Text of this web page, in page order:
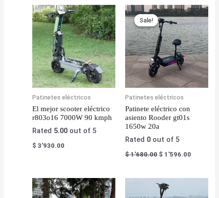
Patinetes eléctricos
El mejor scooter eléctrico
r803o16 7000W 90 kmph
Rated 5.00 out of 5
$ 3'930.00
Sale!
Sale!
Patinetes eléctricos
Patinete eléctrico con
asiento Rooder gt01s
1650w 20a
Rated 0out of 5
$1'680.00 $ 1'596.00